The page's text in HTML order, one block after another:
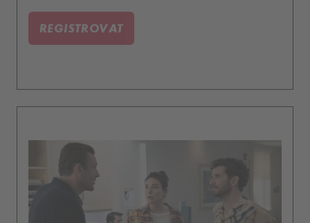
REGISTROVAT